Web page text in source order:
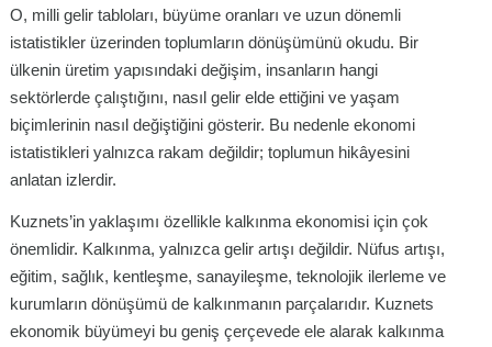
O, milli gelir tabloları, büyüme oranları ve uzun dönemli
istatistikler üzerinden toplumların dönüşümünü okudu. Bir
ülkenin üretim yapısındaki değişim, insanların hangi
sektörlerde çalıştığını, nasıl gelir elde ettiğini ve yaşam
biçimlerinin nasıl değiştiğini gösterir. Bu nedenle ekonomi
istatistikleri yalnızca rakam değildir; toplumun hikâyesini
anlatan izlerdir.
Kuznets’in yaklaşımı özellikle kalkınma ekonomisi için çok
önemlidir. Kalkınma, yalnızca gelir artışı değildir. Nüfus artışı,
eğitim, sağlık, kentleşme, sanayileşme, teknolojik ilerleme ve
kurumların dönüşümü de kalkınmanın parçalarıdır. Kuznets
ekonomik büyümeyi bu geniş çerçevede ele alarak kalkınma